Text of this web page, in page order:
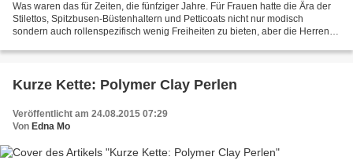
Was waren das für Zeiten, die fünfziger Jahre. Für Frauen hatte die Ära der
Stilettos, Spitzbusen-Büstenhaltern und Petticoats nicht nur modisch
sondern auch rollenspezifisch wenig Freiheiten zu bieten, aber die Herren
Kurze Kette: Polymer Clay Perlen
Veröffentlicht am 24.08.2015 07:29
Von Edna Mo